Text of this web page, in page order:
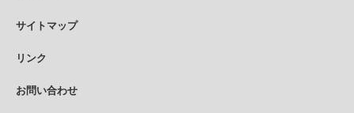
サイトマップ
リンク
お問い合わせ